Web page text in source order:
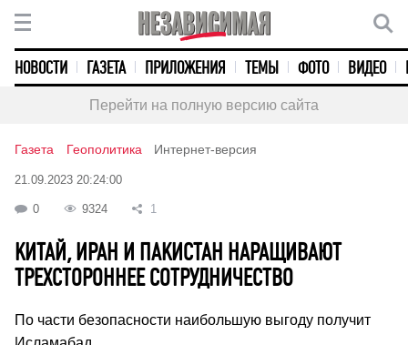
НОВОСТИ ГАЗЕТА ПРИЛОЖЕНИЯ ТЕМЫ ФОТО ВИДЕО
Перейти на полную версию сайта
Газета Геополитика Интернет-версия
21.09.2023 20:24:00
0 9324 1
КИТАЙ, ИРАН И ПАКИСТАН НАРАЩИВАЮТ
ТРЕХСТОРОННЕЕ СОТРУДНИЧЕСТВО
По части безопасности наибольшую выгоду получит